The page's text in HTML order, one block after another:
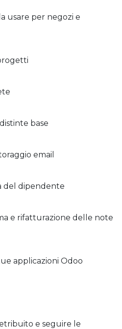
usare per negozi e
base
email
del dipendente
e rifatturazione delle note
applicazioni Odoo
e seguire le